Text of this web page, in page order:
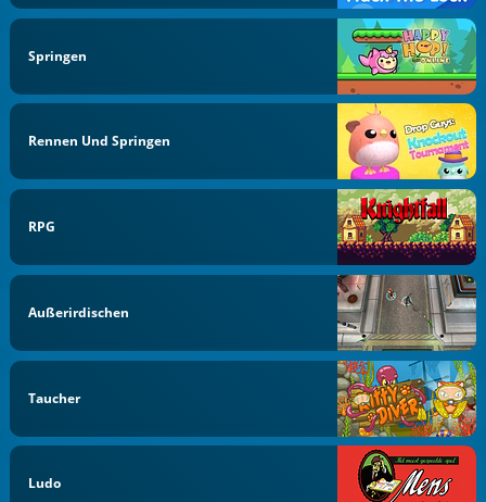
Springen
Rennen Und Springen
RPG
Außerirdischen
Taucher
Ludo